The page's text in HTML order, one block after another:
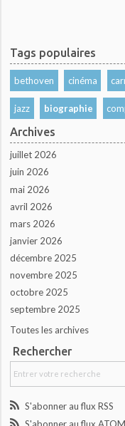
Tags populaires
bethoven cinéma
jazz biographie
Archives
juillet 2026
juin 2026
mai 2026
avril 2026
mars 2026
janvier 2026
décembre 2025
novembre 2025
octobre 2025
septembre 2025
Toutes les archives
Rechercher
S'abonner au flux RSS